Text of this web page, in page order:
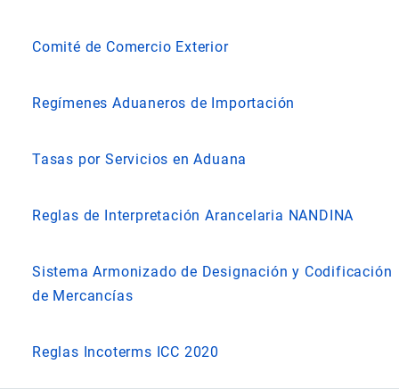
Comité de Comercio Exterior
Regímenes Aduaneros de Importación
Tasas por Servicios en Aduana
Reglas de Interpretación Arancelaria NANDINA
Sistema Armonizado de Designación y Codificación
de Mercancías
Reglas Incoterms ICC 2020